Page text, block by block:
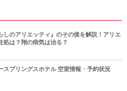
しのアリエッティ』のその後を解説！アリエ
処は？翔の病気は治る？
スプリングスホテル 空室情報・予約状況